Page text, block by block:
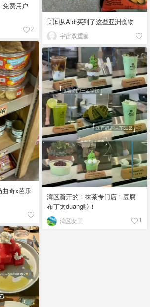
🇩🇪从Aldi买到了这些亚洲食物
宇宙双重奏
免费用户
2
曲奇x芭乐
湾区新开的！抹茶专门店！豆腐
布丁太duang啦！
湾区女工 1